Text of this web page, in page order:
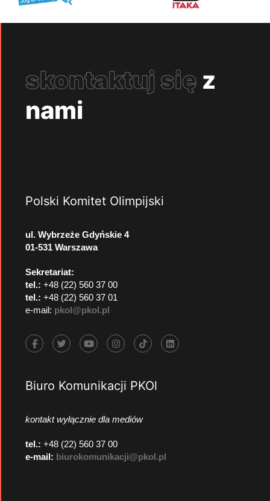
skontaktuj się z
nami
Polski Komitet Olimpijski
ul. Wybrzeże Gdyńskie 4
01-531 Warszawa
Sekretariat:
tel.: +48 (22) 560 37 00
tel.: +48 (22) 560 37 01
e-mail: pkol@pkol.pl
Biuro Komunikacji PKOl
kontakt wyłącznie dla mediów
tel.: +48 (22) 560 37 00
e-mail: biurokomunikacji@pkol.pl